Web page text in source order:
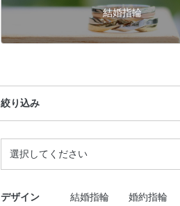
結婚指輪
絞り込み
選択してください
デザイン 結婚指輪 婚約指輪